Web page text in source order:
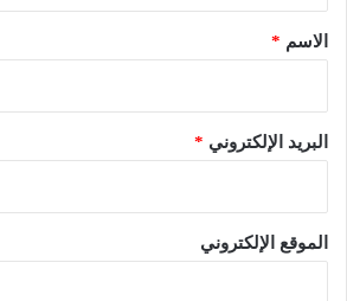
*الاسم *
البريد الإلكتروني *
الموقع الإلكتروني